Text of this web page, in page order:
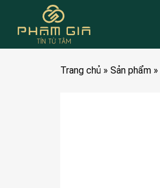
Trang chủ » Sản phẩm »